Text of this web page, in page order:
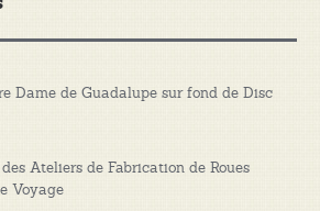
Dame de Guadalupe sur fond de Disc
Ateliers de Fabrication de Roues
Voyage